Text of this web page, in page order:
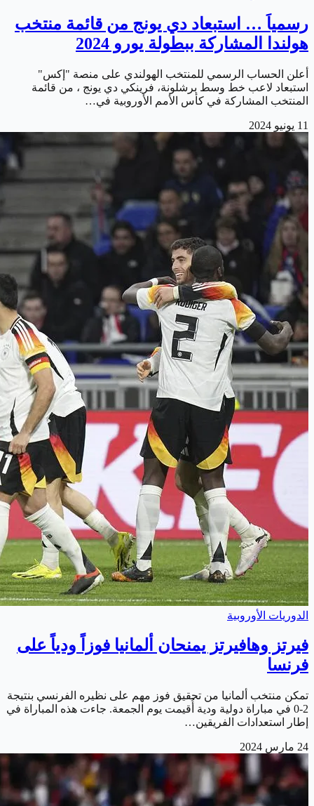
رسمياَ … استبعاد دي يونج من قائمة منتخب
هولندا المشاركة ببطولة يورو 2024
أعلن الحساب الرسمي للمنتخب الهولندي على منصة "إكس"
استبعاد لاعب خط وسط برشلونة، فرينكي دي يونج ، من قائمة
المنتخب المشاركة في كأس الأمم الأوروبية في…
11 يونيو 2024
الدوريات الأوروبية
فيرتز وهافيرتز يمنحان ألمانيا فوزاً ودياً على
فرنسا
تمكن منتخب ألمانيا من تحقيق فوز مهم على نظيره الفرنسي بنتيجة
2-0 في مباراة دولية ودية أُقيمت يوم الجمعة. جاءت هذه المباراة في
إطار استعدادات الفريقين…
24 مارس 2024